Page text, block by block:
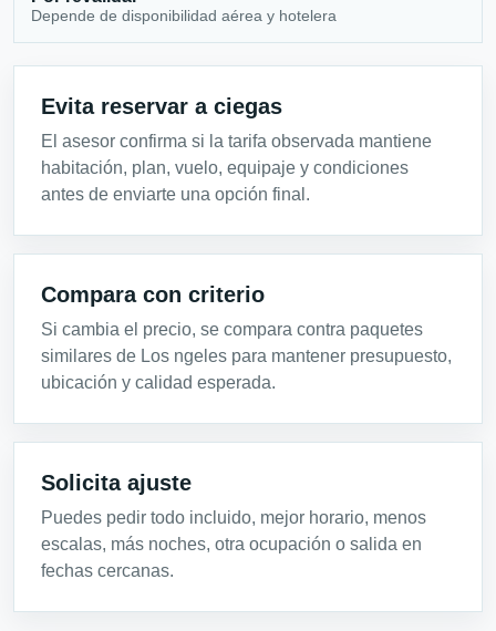
Depende de disponibilidad aérea y hotelera
Evita reservar a ciegas
El asesor confirma si la tarifa observada mantiene
habitación, plan, vuelo, equipaje y condiciones
antes de enviarte una opción final.
Compara con criterio
Si cambia el precio, se compara contra paquetes
similares de Los ngeles para mantener presupuesto,
ubicación y calidad esperada.
Solicita ajuste
Puedes pedir todo incluido, mejor horario, menos
escalas, más noches, otra ocupación o salida en
fechas cercanas.